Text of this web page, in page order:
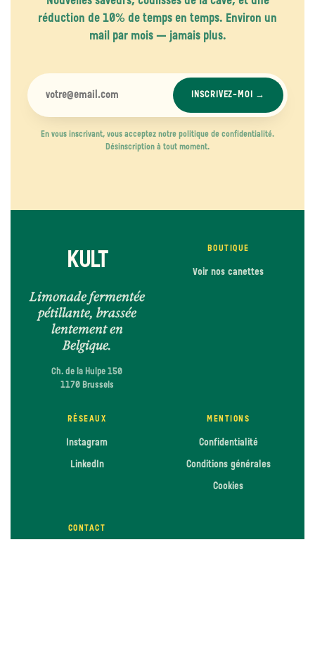
réduction de 10% de temps en temps. Environ un
mail par mois — jamais plus.
INSCRIVEZ-MOI →
En vous inscrivant, vous acceptez notre politique de confidentialité.
Désinscription à tout moment.
KULT
Limonade fermentée
pétillante, brassée
lentement en
Belgique.
Ch. de la Hulpe 150
1170 Brussels
BOUTIQUE
Voir nos canettes
RÉSEAUX
Instagram
LinkedIn
MENTIONS
Confidentialité
Conditions générales
Cookies
CONTACT